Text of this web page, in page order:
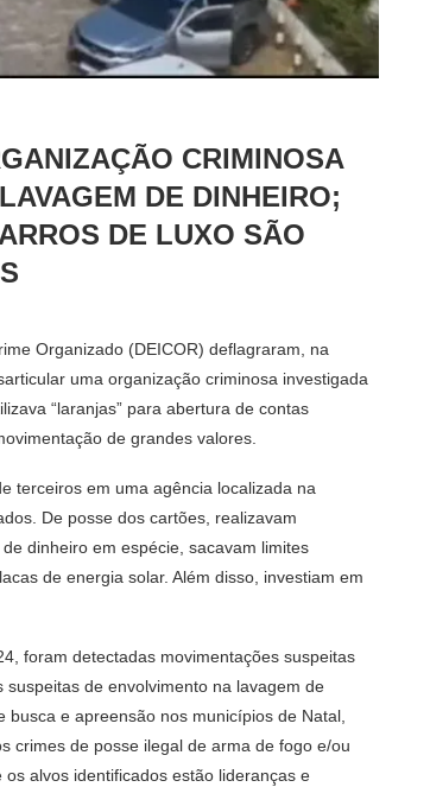
CRIMINOSA
DE DINHEIRO;
DE LUXO SÃO
Organizado (DEICOR) deflagraram, na
uma organização criminosa investigada
“laranjas” para abertura de contas
de grandes valores.
terceiros em uma agência localizada na
De posse dos cartões, realizavam
dinheiro em espécie, sacavam limites
de energia solar. Além disso, investiam em
foram detectadas movimentações suspeitas
de envolvimento na lavagem de
e apreensão nos municípios de Natal,
crimes de posse ilegal de arma de fogo e/ou
alvos identificados estão lideranças e